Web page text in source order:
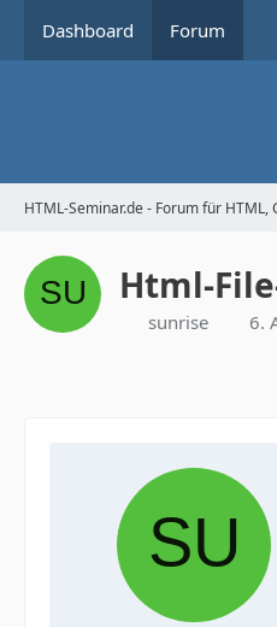
Dashboard Forum
HTML-Seminar.de - Forum für HTML,
Html-
sunrise 6.